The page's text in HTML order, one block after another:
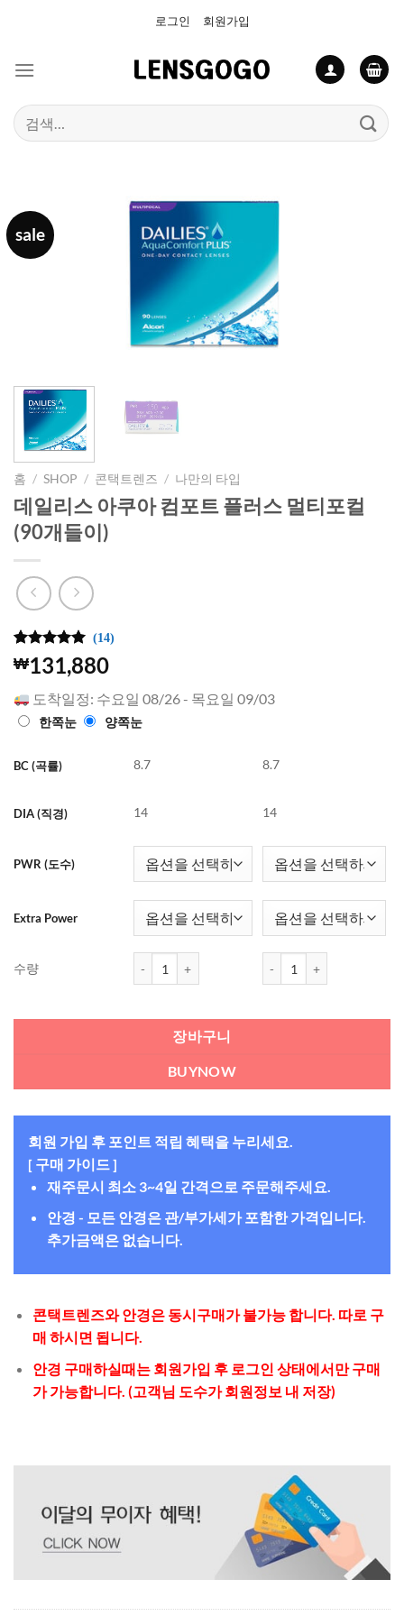
로그인 회원가입
검
색:
sale
홈 / SHOP / 콘택트렌즈 / 나만의 타입
데일리스 아쿠아 컴포트 플러스 멀티포컬
(90개들이)
5개의 고객
평가를 기
만점에
14
점
으로 평가
됨
(14)
₩131,880
도착일정: 수요일 08/26 - 목요일 09/03
한쪽눈 양쪽눈
BC (곡률) 8.7
DIA (직경) 14
PWR (도수)
Extra Power
수량
8.7
14
장바구니
BUYNOW
회원 가입 후 포인트 적립 혜택을 누리세요.
[ 구매 가이드 ]
재주문시 최소 3~4일 간격으로 주문해주세요.
안경 - 모든 안경은 관/부가세가 포함한 가격입니다.
추가금액은 없습니다.
콘택트렌즈와 안경은 동시구매가 불가능 합니다. 따로 구
매 하시면 됩니다.
안경 구매하실때는 회원가입 후 로그인 상태에서만 구매
가 가능합니다. (고객님 도수가 회원정보 내 저장)